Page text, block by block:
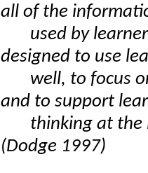
all of the
used by
designed to use
well, to focus
and to support
thinking at the
(Dodge 1997)